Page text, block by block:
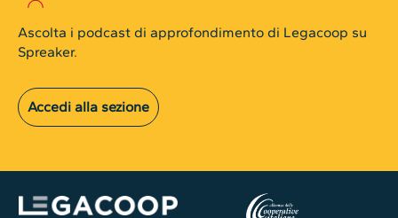
Ascolta i podcast di approfondimento di Legacoop su
Spreaker.
Accedi alla sezione